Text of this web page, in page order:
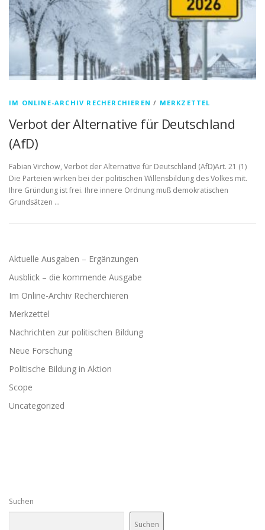
IM ONLINE-ARCHIV RECHERCHIEREN / MERKZETTEL
Verbot der Alternative für Deutschland
(AfD)
Fabian Virchow, Verbot der Alternative für Deutschland (AfD)Art. 21 (1)
Die Parteien wirken bei der politischen Willensbildung des Volkes mit.
Ihre Gründung ist frei. Ihre innere Ordnung muß demokratischen
Grundsätzen …
Aktuelle Ausgaben – Ergänzungen
Ausblick – die kommende Ausgabe
Im Online-Archiv Recherchieren
Merkzettel
Nachrichten zur politischen Bildung
Neue Forschung
Politische Bildung in Aktion
Scope
Uncategorized
Suchen
Suchen